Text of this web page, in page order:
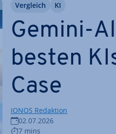
Gemini-
besten
Case
IONOS Redaktion
02.07.2026
7 mins
Vergleich KI